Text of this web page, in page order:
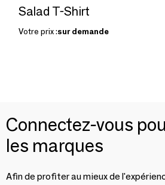
Salad T-Shirt
Votre prix :sur demande
Connectez-vous
les marques
Afin de profiter au mieux de